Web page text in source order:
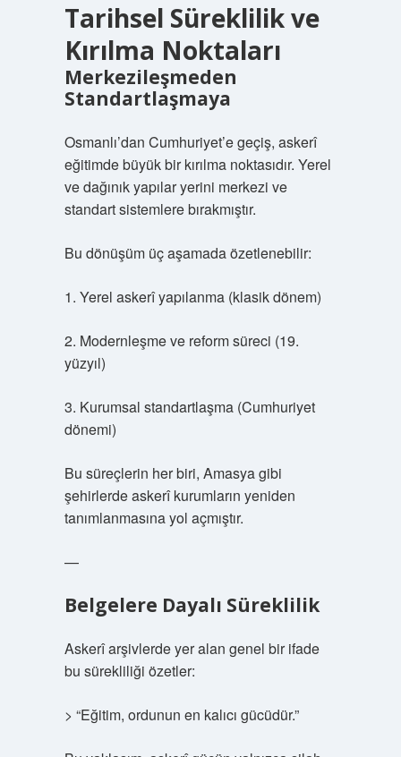
Tarihsel Süreklilik ve
Kırılma Noktaları
Merkezileşmeden
Standartlaşmaya
Osmanlı’dan Cumhuriyet’e geçiş, askerî
eğitimde büyük bir kırılma noktasıdır. Yerel
ve dağınık yapılar yerini merkezi ve
standart sistemlere bırakmıştır.
Bu dönüşüm üç aşamada özetlenebilir:
1. Yerel askerî yapılanma (klasik dönem)
2. Modernleşme ve reform süreci (19.
yüzyıl)
3. Kurumsal standartlaşma (Cumhuriyet
dönemi)
Bu süreçlerin her biri, Amasya gibi
şehirlerde askerî kurumların yeniden
tanımlanmasına yol açmıştır.
—
Belgelere Dayalı Süreklilik
Askerî arşivlerde yer alan genel bir ifade
bu sürekliliği özetler:
> “Eğitim, ordunun en kalıcı gücüdür.”